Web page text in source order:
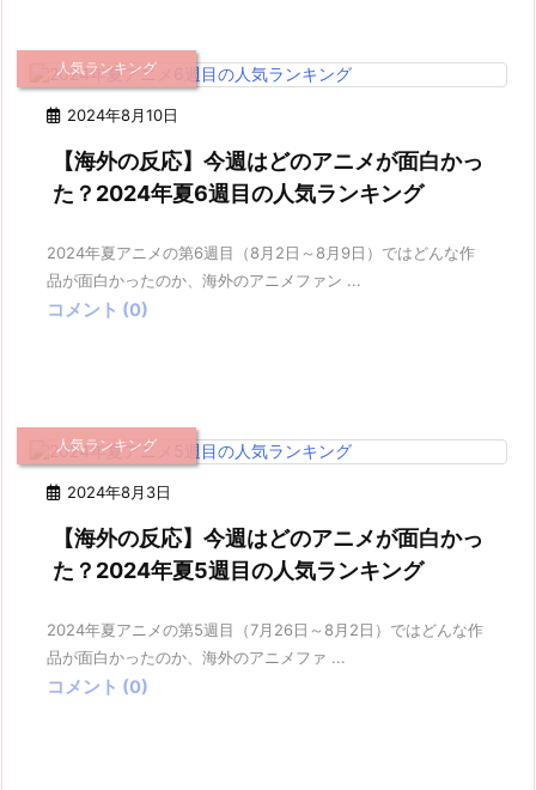
2024年8月10日
人気ランキング
【海外の反応】今週はどのアニメが面白かっ
た？2024年夏6週目の人気ランキング
2024年夏アニメの第6週目（8月2日～8月9日）ではどんな作
品が面白かったのか、海外のアニメファン ...
コメント (0)
2024年8月3日
人気ランキング
【海外の反応】今週はどのアニメが面白かっ
た？2024年夏5週目の人気ランキング
2024年夏アニメの第5週目（7月26日～8月2日）ではどんな作
品が面白かったのか、海外のアニメファ ...
コメント (0)